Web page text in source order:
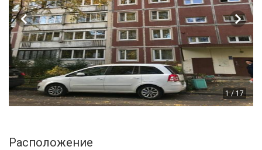
1 / 17
Расположение